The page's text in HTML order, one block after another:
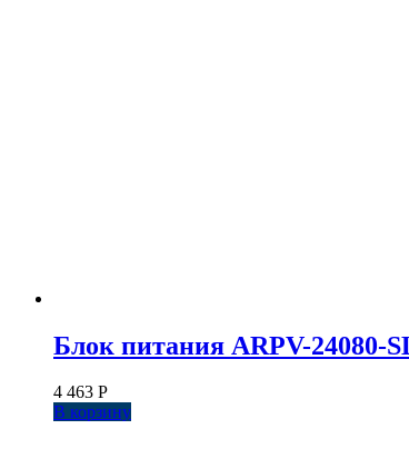
Блок питания ARPV-24080-
4 463 Р
В корзину